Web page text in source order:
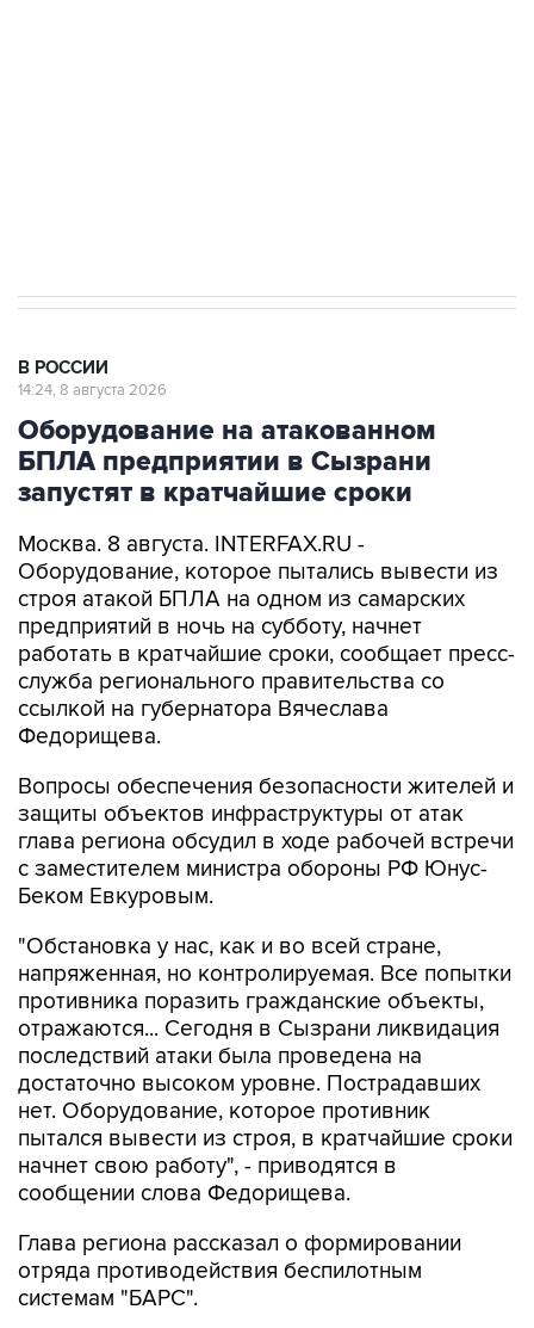
В РОССИИ
14:24, 8 августа 2026
Оборудование на атакованном
БПЛА предприятии в Сызрани
запустят в кратчайшие сроки
Москва. 8 августа. INTERFAX.RU -
Оборудование, которое пытались вывести из
строя атакой БПЛА на одном из самарских
предприятий в ночь на субботу, начнет
работать в кратчайшие сроки, сообщает пресс-
служба регионального правительства со
ссылкой на губернатора Вячеслава
Федорищева.
Вопросы обеспечения безопасности жителей и
защиты объектов инфраструктуры от атак
глава региона обсудил в ходе рабочей встречи
с заместителем министра обороны РФ Юнус-
Беком Евкуровым.
"Обстановка у нас, как и во всей стране,
напряженная, но контролируемая. Все попытки
противника поразить гражданские объекты,
отражаются... Сегодня в Сызрани ликвидация
последствий атаки была проведена на
достаточно высоком уровне. Пострадавших
нет. Оборудование, которое противник
пытался вывести из строя, в кратчайшие сроки
начнет свою работу", - приводятся в
сообщении слова Федорищева.
Глава региона рассказал о формировании
отряда противодействия беспилотным
системам "БАРС".